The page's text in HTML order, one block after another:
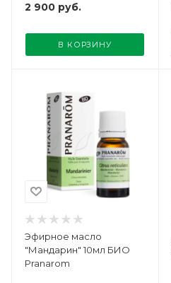
2 900 руб.
В КОРЗИНУ
Эфирное масло
"Мандарин" 10мл БИО
Pranarom